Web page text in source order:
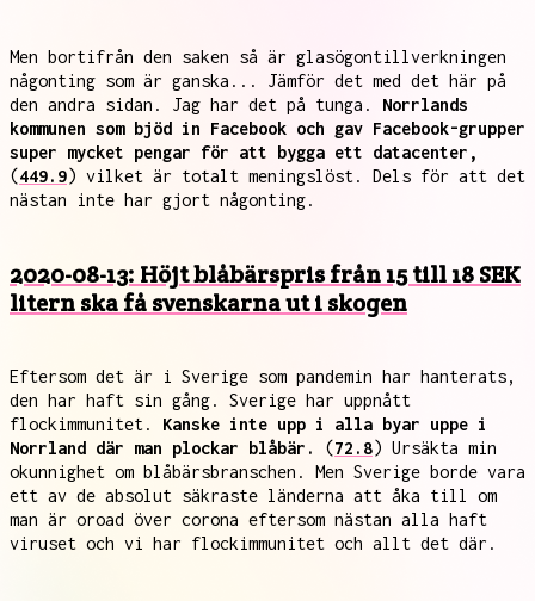
Men bortifrån den saken så är glasögontillverkningen
någonting som är ganska... Jämför det med det här på
den andra sidan. Jag har det på tunga. Norrlands
kommunen som bjöd in Facebook och gav Facebook-grupper
super mycket pengar för att bygga ett datacenter,
(449.9) vilket är totalt meningslöst. Dels för att det
nästan inte har gjort någonting.
2020-08-13: Höjt blåbärspris från 15 till 18 SEK
litern ska få svenskarna ut i skogen
Eftersom det är i Sverige som pandemin har hanterats,
den har haft sin gång. Sverige har uppnått
flockimmunitet. Kanske inte upp i alla byar uppe i
Norrland där man plockar blåbär.
(72.8) Ursäkta min
okunnighet om blåbärsbranschen. Men Sverige borde vara
ett av de absolut säkraste länderna att åka till om
man är oroad över corona eftersom nästan alla haft
viruset och vi har flockimmunitet och allt det där.